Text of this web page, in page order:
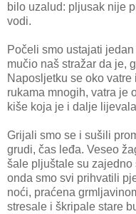
bilo uzalud: pljusak nije
vodi.
Počeli smo ustajati
mučio naš stražar da je,
Naposljetku se oko
rukama mnogih, vatra je
kiše koja je i dalje
Grijali smo se i sušili
grudi, čas leđa. Veseo
šale pljuštale su zajedno
onda smo svi prihvatili
noći, praćena
stresale i škripale stare